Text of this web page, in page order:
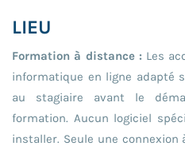
LIEU
Formation à distance :Les
informatique en ligne adapté
au stagiaire avant le
formation. Aucun logiciel
installer. Seule une connexion